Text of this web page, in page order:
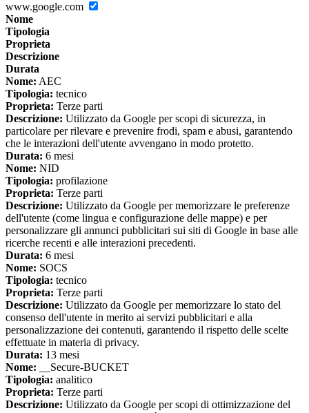
www.google.com
Nome
Tipologia
Proprieta
Descrizione
Durata
Nome: AEC
Tipologia: tecnico
Proprieta: Terze parti
Descrizione: Utilizzato da Google per scopi di sicurezza, in
particolare per rilevare e prevenire frodi, spam e abusi, garantendo
che le interazioni dell'utente avvengano in modo protetto.
Durata: 6 mesi
Nome: NID
Tipologia: profilazione
Proprieta: Terze parti
Descrizione: Utilizzato da Google per memorizzare le preferenze
dell'utente (come lingua e configurazione delle mappe) e per
personalizzare gli annunci pubblicitari sui siti di Google in base alle
ricerche recenti e alle interazioni precedenti.
Durata: 6 mesi
Nome: SOCS
Tipologia: tecnico
Proprieta: Terze parti
Descrizione: Utilizzato da Google per memorizzare lo stato del
consenso dell'utente in merito ai servizi pubblicitari e alla
personalizzazione dei contenuti, garantendo il rispetto delle scelte
effettuate in materia di privacy.
Durata: 13 mesi
Nome: __Secure-BUCKET
Tipologia: analitico
Proprieta: Terze parti
Descrizione: Utilizzato da Google per scopi di ottimizzazione del